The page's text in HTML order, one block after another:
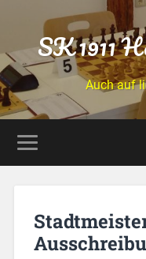
SK 1911
Auch auf